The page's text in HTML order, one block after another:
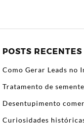
POSTS RECENTES
Como Gerar Leads no
Tratamento de
Desentupimento
Curiosidades